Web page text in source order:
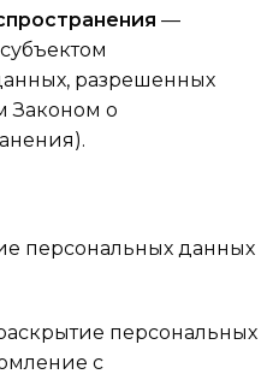
—
разрешенных
Законом о
персональных данных
персональных
с